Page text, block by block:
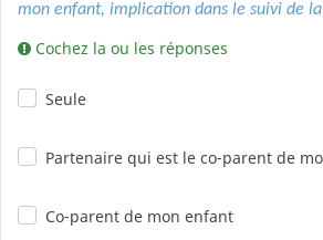
mon enfant, implication dans le suivi de la
Cochez la ou les réponses
Seule
Partenaire qui est le co-parent de
Co-parent de mon enfant